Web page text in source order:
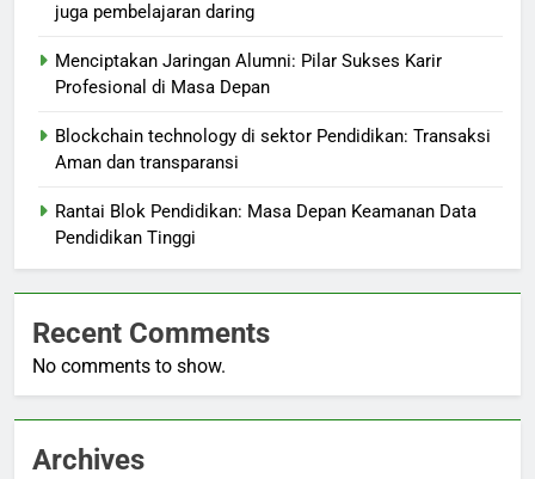
juga pembelajaran daring
Menciptakan Jaringan Alumni: Pilar Sukses Karir
Profesional di Masa Depan
Blockchain technology di sektor Pendidikan: Transaksi
Aman dan transparansi
Rantai Blok Pendidikan: Masa Depan Keamanan Data
Pendidikan Tinggi
Recent Comments
No comments to show.
Archives